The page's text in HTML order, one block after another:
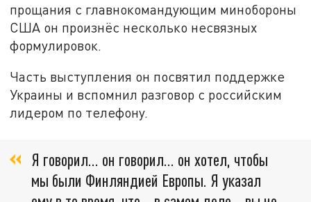
прощания с главнокомандующим минобороны
США он произнёс несколько несвязных
формулировок.
Часть выступления он посвятил поддержке
Украины и вспомнил разговор с российским
лидером по телефону.
Я говорил… он говорил… он хотел, чтобы
мы были Финляндией Европы. Я указал